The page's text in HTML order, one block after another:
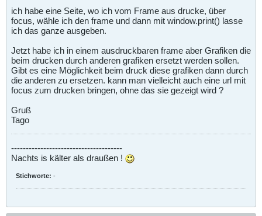
ich habe eine Seite, wo ich vom Frame aus drucke, über
focus, wähle ich den frame und dann mit window.print() lasse
ich das ganze ausgeben.
Jetzt habe ich in einem ausdruckbaren frame aber Grafiken die
beim drucken durch anderen grafiken ersetzt werden sollen.
Gibt es eine Möglichkeit beim druck diese grafiken dann durch
die anderen zu ersetzen. kann man vielleicht auch eine url mit
focus zum drucken bringen, ohne das sie gezeigt wird ?
Gruß
Tago
--------------------------------------
Nachts is kälter als draußen !
Stichworte: -